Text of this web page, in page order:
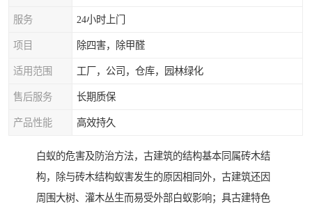
服务 24小时上门
项目 除四害，除甲醛
适用范围 工厂，公司，仓库，园林绿化
售后服务 长期质保
产品性能 高效持久
白蚁的危害及防治方法，古建筑的结构基本同属砖木结
构，除与砖木结构蚁害发生的原因相同外，古建筑还因
周围大树、灌木丛生而易受外部白蚁影响；具古建特色